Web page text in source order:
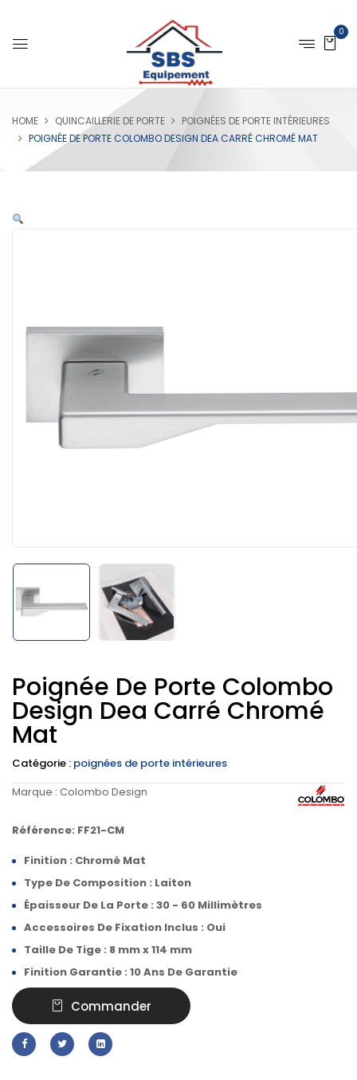
0
HOME QUINCAILLERIE DE PORTE
POIGNÉES DE PORTE INTÉRIEURES
POIGNÉE DE PORTE COLOMBO DESIGN DEA CARRÉ CHROMÉ MAT
Poignée De Porte Colombo
Design Dea Carré Chromé
Mat
Catégorie : poignées de porte intérieures
Marque : Colombo Design
Référence: FF21-CM
Finition : Chromé Mat
Type De Composition : Laiton
Épaisseur De La Porte : 30 - 60 Millimètres
Accessoires De Fixation Inclus : Oui
Taille De Tige : 8 mm x 114 mm
Finition Garantie : 10 Ans De Garantie
Commander